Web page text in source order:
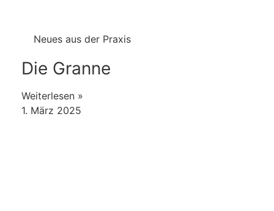
Neues aus der Praxis
Die Granne
Weiterlesen »
1. März 2025